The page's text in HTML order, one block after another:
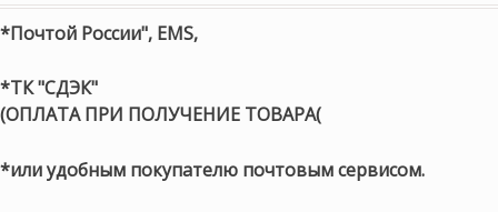
*Почтой России", EMS,
*ТК "СДЭК"
(ОПЛАТА ПРИ ПОЛУЧЕНИЕ ТОВАРА(
*или удобным покупателю почтовым сервисом.